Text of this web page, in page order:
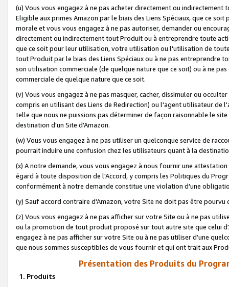
(u) Vous vous engagez à ne pas acheter directement ou
Eligible aux primes Amazon par le biais des Liens Spéciaux, que ce
morale et vous vous engagez à ne pas autoriser, demander ou
directement ou indirectement tout Produit ou à entreprendre toute
que ce soit pour leur utilisation, votre utilisation ou l'utilisation de
tout Produit par le biais des Liens Spéciaux ou à ne pas entreprendre
son utilisation commerciale (de quelque nature que ce soit) ou à ne
commerciale de quelque nature que ce soit.
(v) Vous vous engagez à ne pas masquer, cacher, dissimuler ou
compris en utilisant des Liens de Redirection) ou l'agent utilisateur
telle que nous ne puissions pas déterminer de façon raisonnable le
destination d'un Site d'Amazon.
(w) Vous vous engagez à ne pas utiliser un quelconque service de
pourrait induire une confusion chez les utilisateurs quant à la
(x) A notre demande, vous vous engagez à nous fournir une
égard à toute disposition de l'Accord, y compris les Politiques du
conformément à notre demande constitue une violation d'une
(y) Sauf accord contraire d'Amazon, votre Site ne doit pas être
(z) Vous vous engagez à ne pas afficher sur votre Site ou à ne pas
ou la promotion de tout produit proposé sur tout autre site que celui
engagez à ne pas afficher sur votre Site ou à ne pas utiliser d’une
que nous sommes susceptibles de vous fournir et qui ont trait aux
Présentation des Produits du
1. Produits